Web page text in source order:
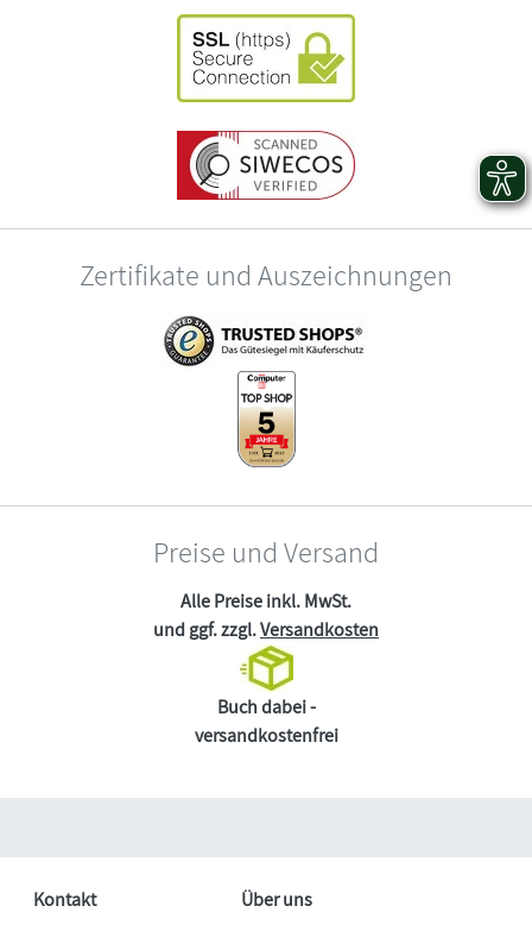
Zertifikate und Auszeichnungen
Preise und Versand
Alle Preise inkl. MwSt.
und ggf. zzgl.Versandkosten
Buch dabei -
versandkostenfrei
Kontakt Über uns